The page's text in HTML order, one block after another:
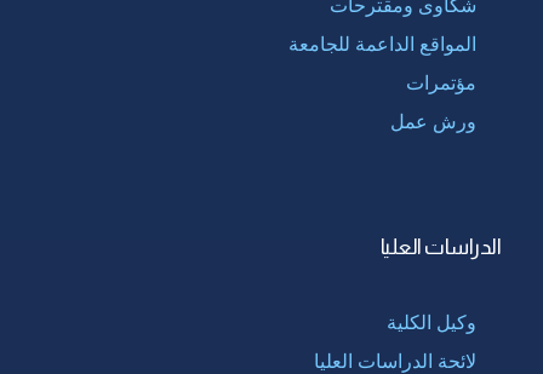
المواقع الداعمة للجامعة
مؤتمرات
ورش عمل
الدراسات العليا
وكيل الكلية
لائحة الدراسات العليا